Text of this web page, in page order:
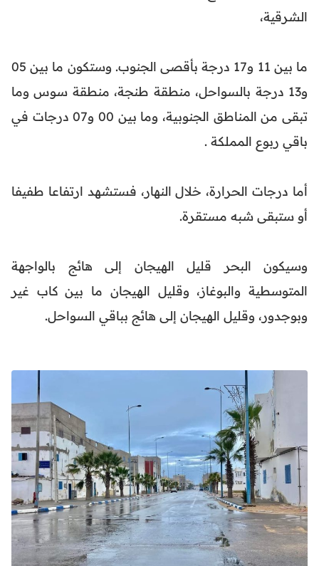
الشرقية،
ما بين 11 و17 درجة بأقصى الجنوب. وستكون ما بين 05
و13 درجة بالسواحل، منطقة طنجة، منطقة سوس وما
تبقى من المناطق الجنوبية، وما بين 00 و07 درجات في
باقي ربوع المملكة .
أما درجات الحرارة، خلال النهار، فستشهد ارتفاعا طفيفا
أو ستبقى شبه مستقرة.
وسيكون البحر قليل الهيجان إلى هائج بالواجهة
المتوسطية والبوغاز، وقليل الهيجان ما بين كاب غير
وبوجدور، وقليل الهيجان إلى هائج بباقي السواحل.